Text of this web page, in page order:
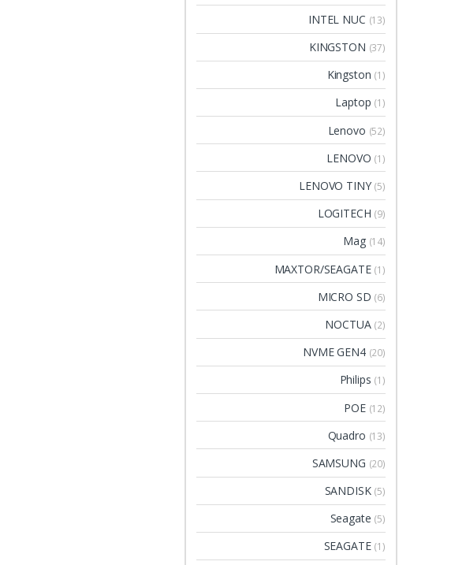
INTEL NUC (13)
KINGSTON (37)
Kingston (1)
Laptop (1)
Lenovo (52)
LENOVO (1)
LENOVO TINY (5)
LOGITECH (9)
Mag (14)
MAXTOR/SEAGATE (1)
MICRO SD (6)
NOCTUA (2)
NVME GEN4 (20)
Philips (1)
POE (12)
Quadro (13)
SAMSUNG (20)
SANDISK (5)
Seagate (5)
SEAGATE (1)